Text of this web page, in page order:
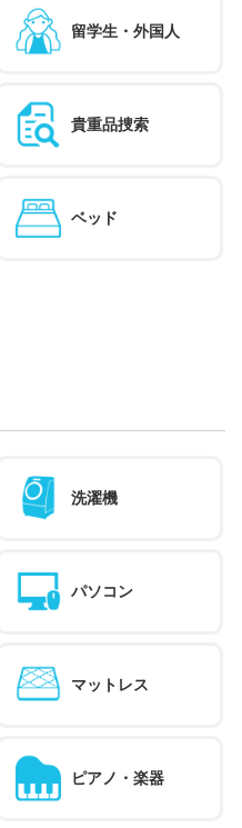
留学生・外国人
貴重品捜索
ベッド
洗濯機
パソコン
マットレス
ピアノ・楽器